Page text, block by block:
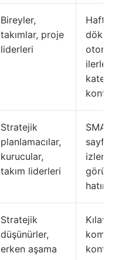
Bireyler,
takımlar, proje
liderleri
Stratejik
planlamacılar,
kurucular,
takım liderleri
Stratejik
düşünürler,
erken aşama